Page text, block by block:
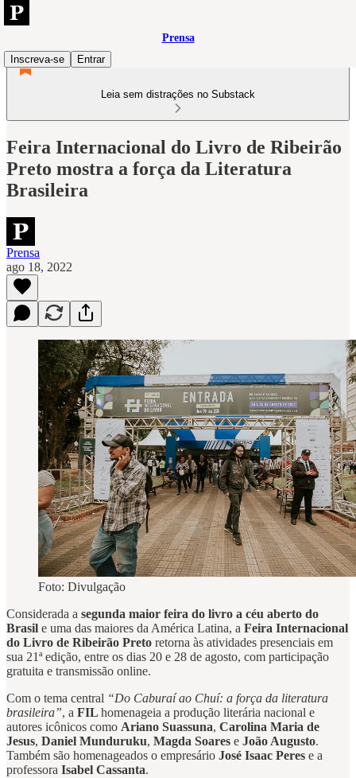
Prensa
Inscreva-se
Entrar
Leia sem distrações no Substack
Feira Internacional do Livro de Ribeirão
Preto mostra a força da Literatura
Brasileira
Prensa
ago 18, 2022
Foto: Divulgação
Considerada a segunda maior feira do livro a céu aberto do
Brasil e uma das maiores da América Latina, a Feira Internacional
do Livro de Ribeirão Preto retorna às atividades presenciais em
sua 21ª edição, entre os dias 20 e 28 de agosto, com participação
gratuita e transmissão online.
Com o tema central “Do Caburaí ao Chuí: a força da literatura
brasileira”, a FIL homenageia a produção literária nacional e
autores icônicos como Ariano Suassuna, Carolina Maria de
Jesus, Daniel Munduruku, Magda Soares e João Augusto.
Também são homenageados o empresário José Isaac Peres e a
professora Isabel Cassanta.